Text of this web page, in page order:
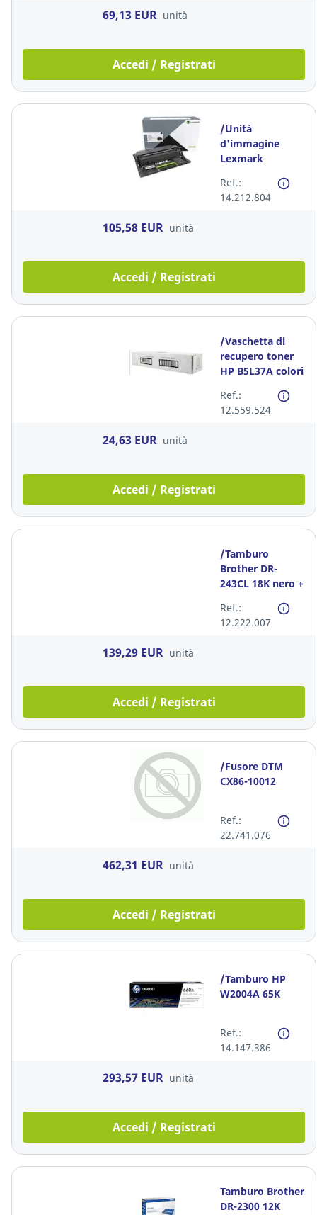
69,13 EUR unità
Accedi / Registrati
/Unità
d'immagine
Lexmark
nero
Ref.:
14.212.804
105,58 EUR unità
Accedi / Registrati
/Vaschetta di
recupero toner
HP B5L37A colori
Ref.:
12.559.524
24,63 EUR unità
Accedi / Registrati
/Tamburo
Brother DR-
243CL 18K nero +
Ref.:
12.222.007
139,29 EUR unità
Accedi / Registrati
/Fusore DTM
CX86-10012
Ref.:
22.741.076
462,31 EUR unità
Accedi / Registrati
/Tamburo HP
W2004A 65K
Ref.:
14.147.386
293,57 EUR unità
Accedi / Registrati
Tamburo Brother
DR-2300 12K